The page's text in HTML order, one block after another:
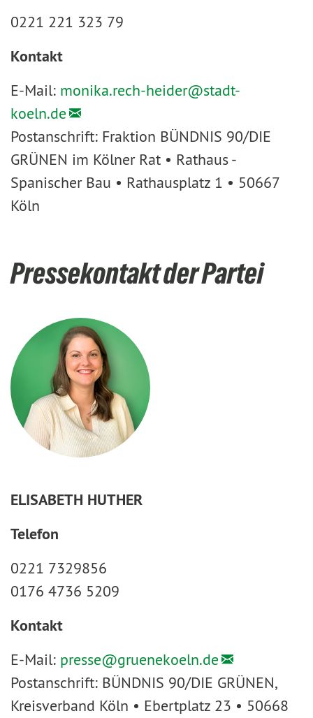
0221 221 323 79
Kontakt
E-Mail: monika.rech-heider@stadt-
koeln.de
Postanschrift: Fraktion BÜNDNIS 90/DIE
GRÜNEN im Kölner Rat • Rathaus -
Spanischer Bau • Rathausplatz 1 • 50667
Köln
Pressekontakt der Partei
ELISABETH HUTHER
Telefon
0221 7329856
0176 4736 5209
Kontakt
E-Mail: presse@gruenekoeln.de
Postanschrift: BÜNDNIS 90/DIE GRÜNEN,
Kreisverband Köln • Ebertplatz 23 • 50668